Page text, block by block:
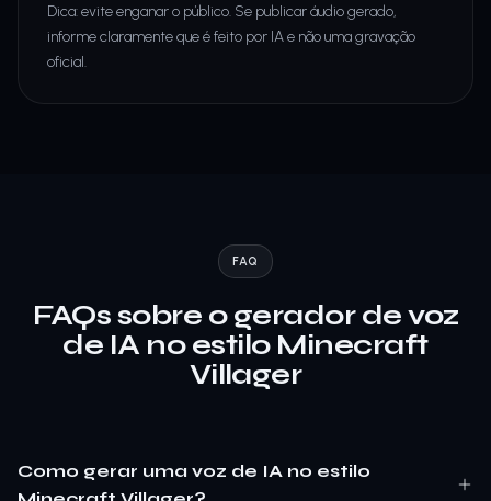
Dica: evite enganar o público. Se publicar áudio gerado,
informe claramente que é feito por IA e não uma gravação
oficial.
FAQ
FAQs sobre o gerador de voz
de IA no estilo Minecraft
Villager
Como gerar uma voz de IA no estilo